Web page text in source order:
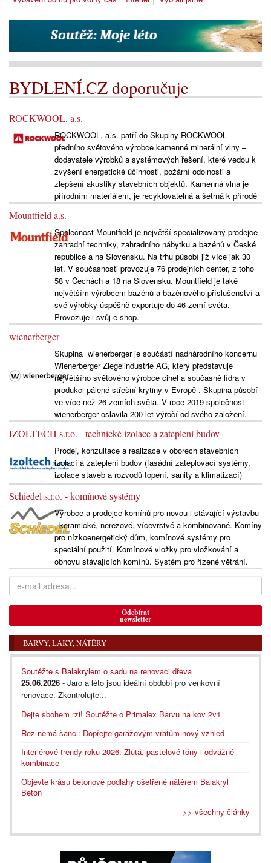
BYDLENÍ.CZ doporučuje
ROCKWOOL, a.s.
ROCKWOOL, a.s. patří do Skupiny ROCKWOOL –
předního světového výrobce kamenné minerální vlny –
dodavatele výrobků a systémových řešení, které vedou k
zvýšení energetické účinnosti, požární odolnosti a
zlepšení akustiky stavebních objektů. Kamenná vlna je
přírodním materiálem, je recyklovatelná a šetrná k přírodě
Mountfield a.s.
Společnost Mountfield je největší specializovaný prodejce
zahradní techniky, zahradního nábytku a bazénů v České
republice a na Slovensku. Na trhu působí již více jak 30
let. V současnosti provozuje 76 prodejních center, z toho
58 v Čechách a 18 na Slovensku. Mountfield je také
největším výrobcem bazénů a bazénového příslušenství a
své výrobky úspěšně exportuje do 46 zemí světa.
Provozuje i svůj e-shop.
wienerberger
Skupina wienerberger je součástí nadnárodního koncernu
Wienerberger Ziegelindustrie AG, který představuje
největšího světového výrobce cihel a současně lídra v
produkci pálené střešní krytiny v Evropě . Skupina působí
ve více než 26 zemích světa. V roce 2019 společnost
wienerberger oslavila 200 let výročí od svého založení.
IZOLTECH s.r.o. - technické izolace a zateplení budov
Prodej, konzultace a realizace v oborech stavebních
izolací a zateplení budov (fasádní zateplovací systémy,
izolace staveb a rozvodů topení, sanity a klimatizací)
Schiedel s.r.o. - komínové systémy
Výrobce a prodejce komínů pro novou i stávající výstavbu
- keramické, nerezové, vícevrstvé a kombinované. Komíny
pro nízkoenergetický dům, komínové systémy pro
speciální použití. Komínové vložky pro vložkování a
obnovu stávajících komínů. Systém pro řízené větrání.
Odebírat
newsletter
BARVY, LAKY, NÁTĚRY
Soutěžte s Balakrylem o sadu na renovaci dřeva
25.06.2026 - Jaro a léto jsou ideální období pro venkovní
renovace. Zkontrolujte...
Dejte sbohem rzi! Soutěžte o Primalex Barvu na kov 2v1
Rez nemá šanci: Dopřejte garážovým vratům nový vzhled
Interiérové trendy roku 2026: Žlutá, pastelové tóny i odvážné
kombinace
Objevte krásu betonové podlahy ošetřené nátěrem Balakryl
Beton
>> všechny články